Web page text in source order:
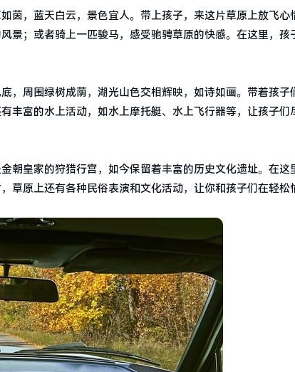
，蓝天白云，景色宜人。带上孩子，来这片草原上放飞心
景；或者骑上一匹骏马，感受驰骋草原的快感。在这里，孩
，周围绿树成荫，湖光山色交相辉映，如诗如画。带着孩子
丰富的水上活动，如水上摩托艇、水上飞行器等，让孩子们
皇家的狩猎行宫，如今保留着丰富的历史文化遗址。在这
草原上还有各种民俗表演和文化活动，让你和孩子们在轻松